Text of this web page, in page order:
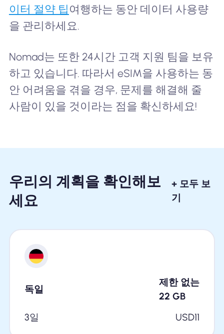
이터 절약 팁 여행하는 동안 데이터 사용량
을 관리하세요.
Nomad는 또한 24시간 고객 지원 팀을 보유
하고 있습니다. 따라서 eSIM을 사용하는 동
안 어려움을 겪을 경우, 문제를 해결해 줄
사람이 있을 것이라는 점을 확신하세요!
우리의 계획을 확인해보
세요
+ 모두 보
기
독일
제한 없는
22 GB
3일
USD11